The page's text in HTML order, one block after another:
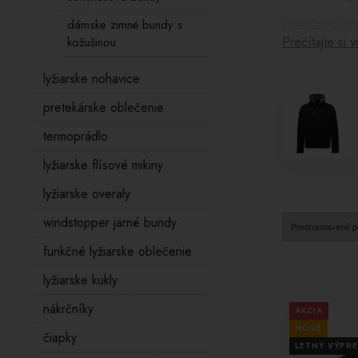
ktoré
V našej
vysokou
Prečítajte si
AKCIA
NOVÉ
LETNÝ
dámske zimné bundy s
kožušinou
lyžiarske nohavice
pretekárske oblečenie
termoprádlo
lyžiarske flísové mikiny
lyžiarske overaly
windstopper jarné bundy
funkčné lyžiarske oblečenie
lyžiarske kukly
nákrčníky
čiapky